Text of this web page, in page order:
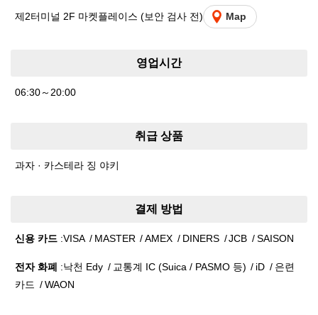
제2터미널 2F 마켓플레이스 (보안 검사 전) Map
영업시간
06:30～20:00
취급 상품
과자 · 카스테라 징 야키
결제 방법
신용 카드 VISA MASTER AMEX DINERS JCB SAISON
전자 화폐 낙천 Edy 교통계 IC (Suica / PASMO 등) iD
은련
카드
WAON